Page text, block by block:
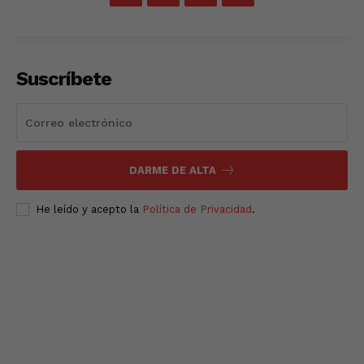
Suscríbete
DARME DE ALTA
He leído y acepto la Política de Privacidad .